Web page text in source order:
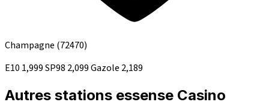
Champagne (72470)
E10 1,999SP98 2,099Gazole 2,189
Autres stations essense Casino